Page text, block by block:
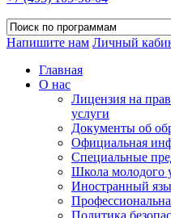
Напишите нам Личный
Главная
О нас
Лицензия на
услуги
Документы об
Официальная
Специальные
Школа молодого
Иностранный
Политика